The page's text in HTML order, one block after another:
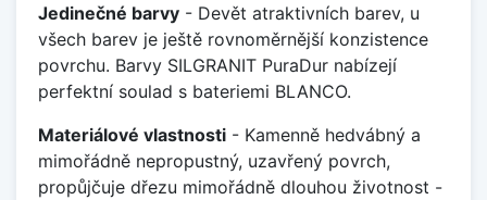
Jedinečné barvy - Devět atraktivních barev, u
všech barev je ještě rovnoměrnější konzistence
povrchu. Barvy SILGRANIT PuraDur nabízejí
perfektní soulad s bateriemi BLANCO.
Materiálové vlastnosti - Kamenně hedvábný a
mimořádně nepropustný, uzavřený povrch,
propůjčuje dřezu mimořádně dlouhou životnost -